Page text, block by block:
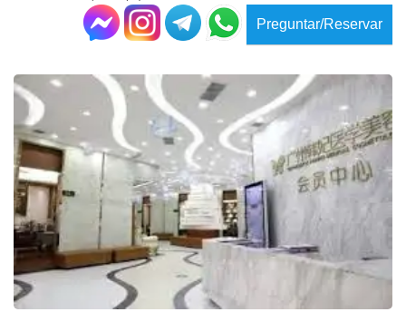
Preguntar/Reservar